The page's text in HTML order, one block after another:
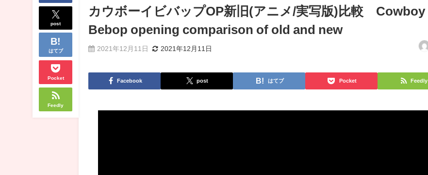
post
はてブ
Pocket
Feedly
カウボーイビバップOP新旧(アニメ/実写版)比較 Cowboy
Bebop opening comparison of old and new
2021年12月11日 2021年12月11日
Facebook post はてブ Pocket Feedly